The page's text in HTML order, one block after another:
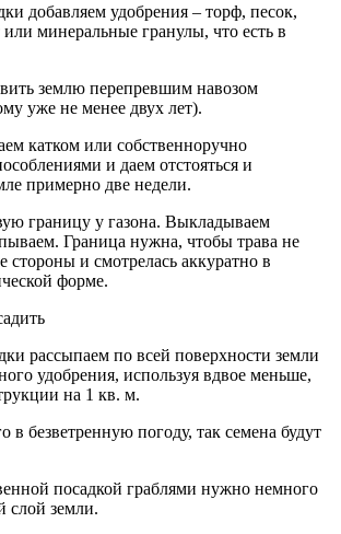
добавляем удобрения – торф, песок,
минеральные гранулы, что есть в
землю перепревшим навозом
уже не менее двух лет).
катком или собственноручно
и даем отстояться и
примерно две недели.
границу у газона. Выкладываем
Граница нужна, чтобы трава не
стороны и смотрелась аккуратно в
форме.
рассыпаем по всей поверхности земли
удобрения, используя вдвое меньше,
на 1 кв. м.
в безветренную погоду, так семена будут
посадкой граблями нужно немного
слой земли.